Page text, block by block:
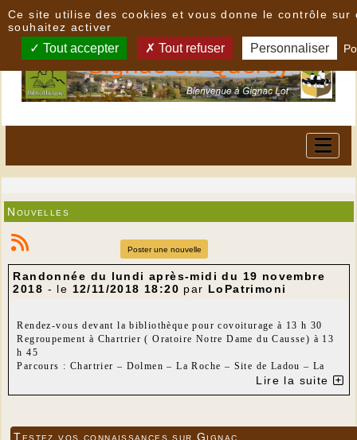
Nouvelles
Poster une nouvelle
Randonnée du lundi après-midi du 19 novembre
2018 - le 12/11/2018 18:20 par LoPatrimoni
Rendez-vous devant la bibliothèque pour covoiturage à 13 h 30
Regroupement à Chartrier ( Oratoire Notre Dame du Causse) à 13
h 45
Parcours : Chartrier – Dolmen – La Roche – Site de Ladou – La
Distance : 9 km 500 , dénivelé positif : 220 m
Lire la suite
Testez vos connaissances sur Gignac
Ce site utilise des cookies et vous donne le contrôle sur
souhaitez activer
Tout accepter Tout refuser Personnaliser